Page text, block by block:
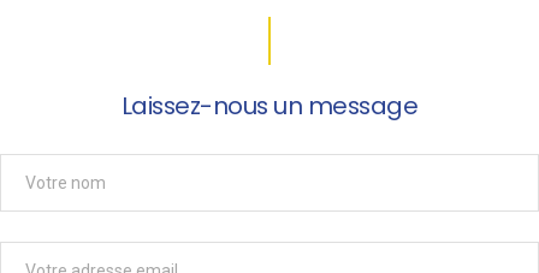
Laissez-nous un message